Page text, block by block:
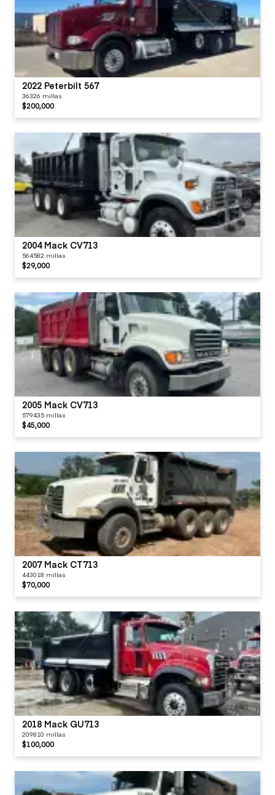
2022 Peterbilt 567
36326 millas
$200,000
2004 Mack CV713
564582 millas
$29,000
2005 Mack CV713
579435 millas
$45,000
2007 Mack CT713
443018 millas
$70,000
2018 Mack GU713
209810 millas
$100,000